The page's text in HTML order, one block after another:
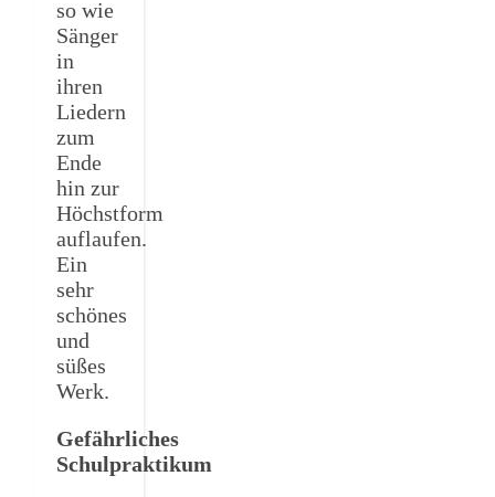
so wie
Sänger
in
ihren
Liedern
zum
Ende
hin zur
Höchstform
auflaufen.
Ein
sehr
schönes
und
süßes
Werk.
Gefährliches
Schulpraktikum